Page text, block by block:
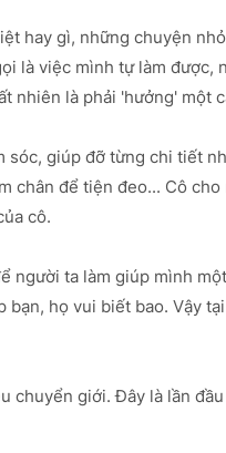
hay gì, những chuyện
là việc mình tự làm được,
nhiên là phải 'hưởng' một
sóc, giúp đỡ từng chi tiết
chân để tiện đeo... Cô
cô.
người ta làm giúp mình
họ vui biết bao. Vậy
chuyển giới. Đây là lần